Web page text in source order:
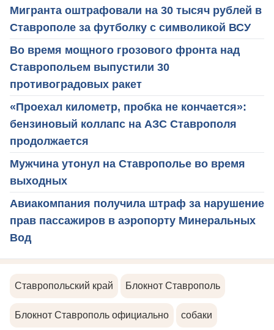
Мигранта оштрафовали на 30 тысяч рублей в
Ставрополе за футболку с символикой ВСУ
Во время мощного грозового фронта над
Ставропольем выпустили 30
противоградовых ракет
«Проехал километр, пробка не кончается»:
бензиновый коллапс на АЗС Ставрополя
продолжается
Мужчина утонул на Ставрополье во время
выходных
Авиакомпания получила штраф за нарушение
прав пассажиров в аэропорту Минеральных
Вод
Ставропольский край Блокнот Ставрополь
Блокнот Ставрополь официально собаки